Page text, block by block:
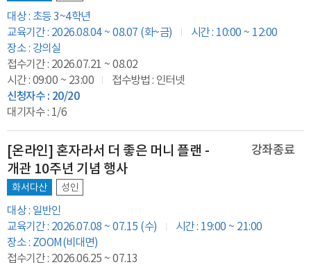
대상 : 초등 3~4학년
교육기간 : 2026.08.04 ~ 08.07 (화~금)
시간 : 10:00 ~ 12:00
장소 : 강의실
접수기간 : 2026.07.21 ~ 08.02
시간 : 09:00 ~ 23:00
접수방법 : 인터넷
신청자수 : 20/20
대기자수 : 1/6
[온라인] 혼자라서 더 좋은 머니 플랜 -
개관 10주년 기념 행사
화서다산 성인
대상 : 일반인
교육기간 : 2026.07.08 ~ 07.15 (수)
시간 : 19:00 ~ 21:00
장소 : ZOOM(비대면)
접수기간 : 2026.06.25 ~ 07.13
강좌종료